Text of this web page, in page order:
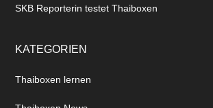
SKB Reporterin testet Thaiboxen
KATEGORIEN
Thaiboxen lernen